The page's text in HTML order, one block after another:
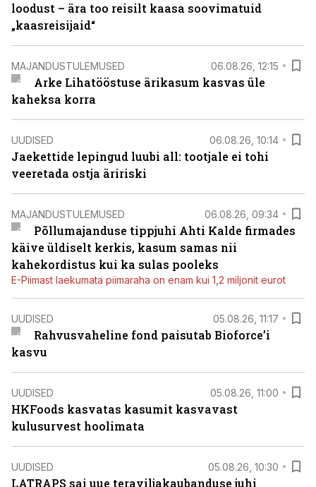
loodust – ära too reisilt kaasa soovimatuid
„kaasreisijaid“
MAJANDUSTULEMUSED 06.08.26, 12:15
Arke Lihatööstuse ärikasum kasvas üle
kaheksa korra
UUDISED 06.08.26, 10:14
Jaekettide lepingud luubi all: tootjale ei tohi
veeretada ostja äririski
MAJANDUSTULEMUSED 06.08.26, 09:34
Põllumajanduse tippjuhi Ahti Kalde firmades
käive üldiselt kerkis, kasum samas nii
kahekordistus kui ka sulas pooleks
E-Piimast laekumata piimaraha on enam kui 1,2 miljonit eurot
UUDISED 05.08.26, 11:17
Rahvusvaheline fond paisutab Bioforce’i
kasvu
UUDISED 05.08.26, 11:00
HKFoods kasvatas kasumit kasvavast
kulusurvest hoolimata
UUDISED 05.08.26, 10:30
LATRAPS sai uue teraviljakaubanduse juhi